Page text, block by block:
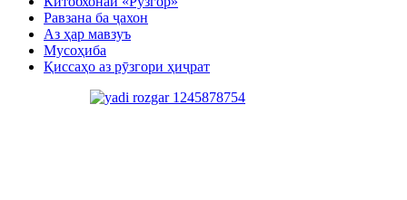
Равзана ба ҷахон
Аз ҳар мавзуъ
Мусоҳиба
Қиссаҳо аз рӯзгори ҳиҷрат